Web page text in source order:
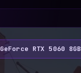
RTX 5060 8GB